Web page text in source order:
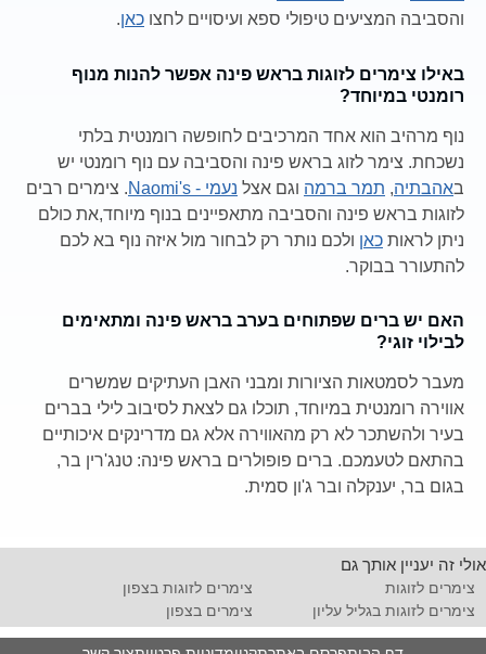
והסביבה המציעים טיפולי ספא ועיסויים לחצו כאן.
באילו צימרים לזוגות בראש פינה אפשר להנות מנוף
רומנטי במיוחד?
נוף מרהיב הוא אחד המרכיבים לחופשה רומנטית בלתי
נשכחת. צימר לזוג בראש פינה והסביבה עם נוף רומנטי יש
באהבתיה, תמר ברמה וגם אצל נעמי - Naomi's
. צימרים רבים
לזוגות בראש פינה והסביבה מתאפיינים בנוף מיוחד,את כולם
ניתן לראות כאן ולכם נותר רק לבחור מול איזה נוף בא לכם
להתעורר בבוקר.
האם יש ברים שפתוחים בערב בראש פינה ומתאימים
לבילוי זוגי?
מעבר לסמטאות הציורות ומבני האבן העתיקים שמשרים
אווירה רומנטית במיוחד, תוכלו גם לצאת לסיבוב לילי בברים
בעיר ולהשתכר לא רק מהאווירה אלא גם מדרינקים איכותיים
בהתאם לטעמכם. ברים פופולרים בראש פינה: טנג'רין בר,
בגום בר, יענקלה ובר ג'ון סמית.
אולי זה יעניין אותך גם
צימרים לזוגות
צימרים לזוגות בצפון
צימרים לזוגות בגליל עליון
צימרים בצפון